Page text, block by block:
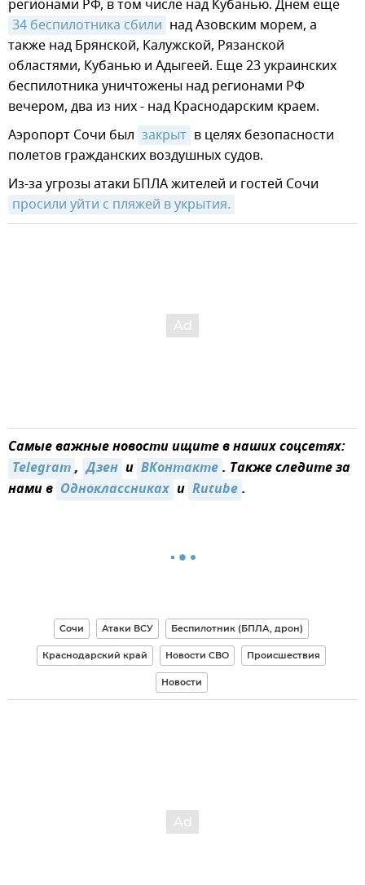
регионами РФ, в том числе над Кубанью. Днем еще
34 беспилотника сбили над Азовским морем, а
также над Брянской, Калужской, Рязанской
областями, Кубанью и Адыгеей. Еще 23 украинских
беспилотника уничтожены над регионами РФ
вечером, два из них - над Краснодарским краем.
Аэропорт Сочи был закрыт в целях безопасности
полетов гражданских воздушных судов.
Из-за угрозы атаки БПЛА жителей и гостей Сочи
просили уйти с пляжей в укрытия.
Самые важные новости ищите в наших соцсетях:
Telegram, Дзен и ВКонтакте. Также следите за
нами в Одноклассниках и Rutube.
Сочи Атаки ВСУ Беспилотник (БПЛА, дрон)
Краснодарский край Новости СВО Происшествия
Новости